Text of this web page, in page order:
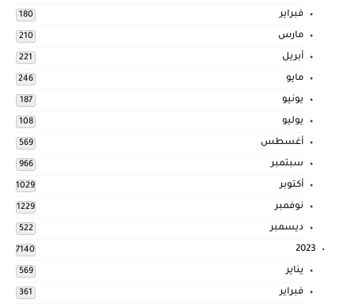
فبراير 180
مارس 210
أبريل 221
مايو 246
يونيو 187
يوليو 108
أغسطس 569
سبتمبر 966
أكتوبر 1029
نوفمبر 1229
ديسمبر 522
2023
7140
يناير 569
فبراير 361